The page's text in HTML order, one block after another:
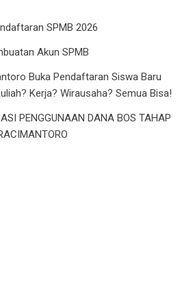
SPMB 2026
Akun SPMB
Buka Pendaftaran Siswa Baru
Kerja? Wirausaha? Semua Bisa!
PENGGUNAAN DANA BOS TAHAP